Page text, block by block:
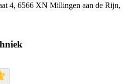
4, 6566 XN Millingen aan de Rijn,